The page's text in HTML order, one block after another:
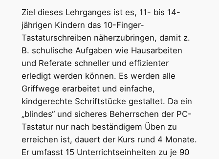
Ziel dieses Lehrganges ist es, 11- bis 14-
jährigen Kindern das 10-Finger-
Tastaturschreiben näherzubringen, damit z.
B. schulische Aufgaben wie Hausarbeiten
und Referate schneller und effizienter
erledigt werden können. Es werden alle
Griffwege erarbeitet und einfache,
kindgerechte Schriftstücke gestaltet. Da ein
„blindes“ und sicheres Beherrschen der PC-
Tastatur nur nach beständigem Üben zu
erreichen ist, dauert der Kurs rund 4 Monate.
Er umfasst 15 Unterrichtseinheiten zu je 90